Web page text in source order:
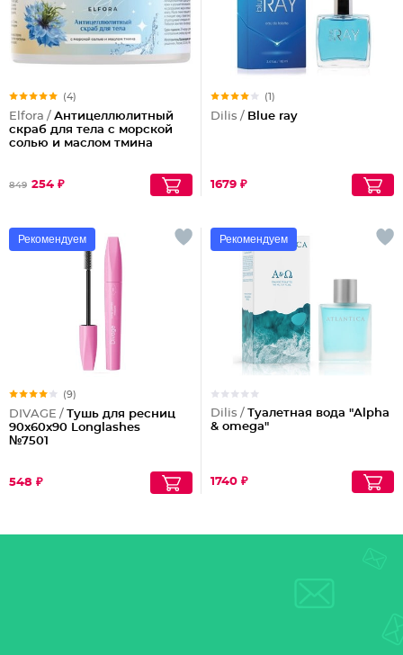
(4)
Elfora / Антицеллюлитный
скраб для тела с морской
солью и маслом тмина
849 254 ₽
(1)
Dilis / Blue ray
1679 ₽
Рекомендуем
(9)
DIVAGE / Тушь для ресниц
90x60x90 Longlashes
№7501
548 ₽
Рекомендуем
Dilis / Туалетная вода "Alpha
& omega"
1740 ₽